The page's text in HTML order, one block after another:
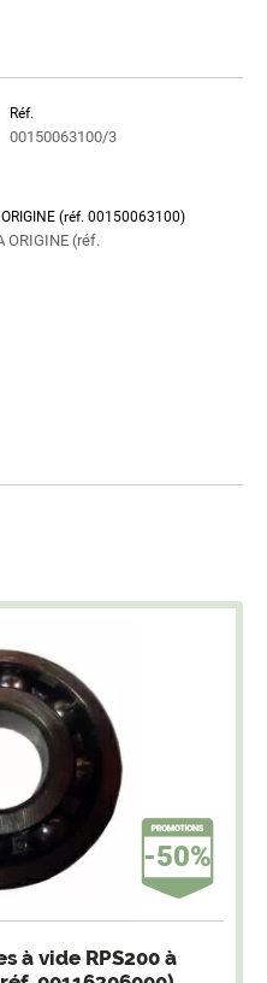
Réf.
00150063100/3
(réf. 00150063100)
ORIGINE (réf.
-50%
à vide RPS200 à